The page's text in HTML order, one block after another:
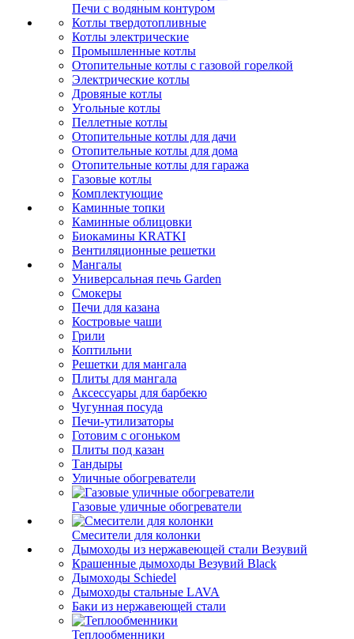
Печи с водяным контуром
Котлы твердотопливные
Котлы электрические
Промышленные котлы
Отопительные котлы с газовой горелкой
Электрические котлы
Дровяные котлы
Угольные котлы
Пеллетные котлы
Отопительные котлы для дачи
Отопительные котлы для дома
Отопительные котлы для гаража
Газовые котлы
Комплектующие
Каминные топки
Каминные облицовки
Биокамины KRATKI
Вентиляционные решетки
Мангалы
Универсальная печь Garden
Смокеры
Печи для казана
Костровые чаши
Грили
Коптильни
Решетки для мангала
Плиты для мангала
Аксессуары для барбекю
Чугунная посуда
Печи-утилизаторы
Готовим с огоньком
Плиты под казан
Тандыры
Уличные обогреватели
Газовые уличные обогреватели
Смесители для колонки
Дымоходы из нержавеющей стали Везувий
Крашенные дымоходы Везувий Black
Дымоходы Schiedel
Дымоходы стальные LAVA
Баки из нержавеющей стали
Теплообменники